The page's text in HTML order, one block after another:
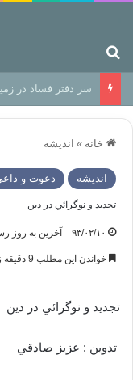
سر دفتر فساد در
خانه » اندیشه
اندیشه دعوت و
تجديد و نوگرائي در دين
۹۳/۰۲/۱۰ آخرین به روز رسانی:
خواندن این مطلب 9 دقیقه زمان میبرد
تجديد و نوگرائي در دين
تدوین : عزیز صادقي